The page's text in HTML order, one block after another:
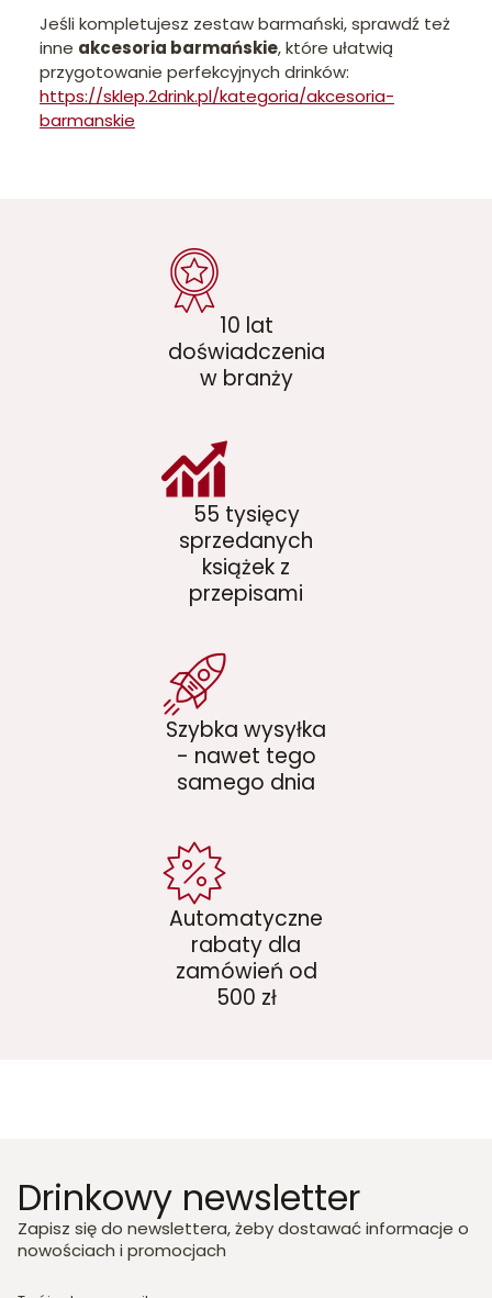
Jeśli kompletujesz zestaw barmański, sprawdź też
inne akcesoria barmańskie, które ułatwią
przygotowanie perfekcyjnych drinków:
https://sklep.2drink.pl/kategoria/akcesoria-
barmanskie
10 lat
doświadczenia
w branży
55 tysięcy
sprzedanych
książek z
przepisami
Szybka wysyłka
- nawet tego
samego dnia
Automatyczne
rabaty dla
zamówień od
500 zł
Drinkowy newsletter
Zapisz się do newslettera, żeby dostawać informacje o
nowościach i promocjach